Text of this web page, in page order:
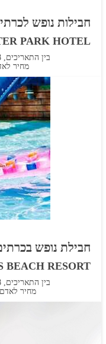
חבילות נופש
בין התאריכים,
PARK HOTEL
מחיר
חבילת נופש
בין התאריכים,
BEACH RESORT
מחיר